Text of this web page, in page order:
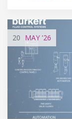
20 MAY '26